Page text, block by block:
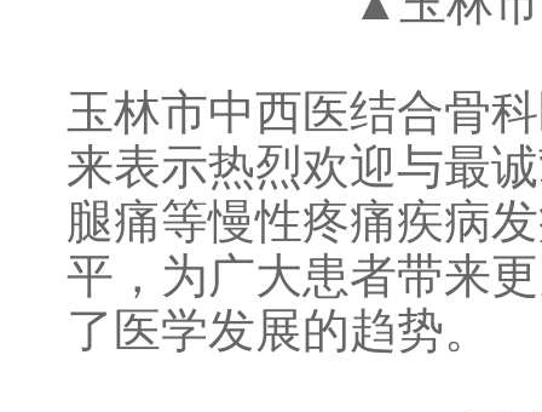
玉林市中西医结合骨
来表示热烈欢迎与最
腿痛等慢性疼痛疾病
平，为广大患者带来
了医学发展的趋势。